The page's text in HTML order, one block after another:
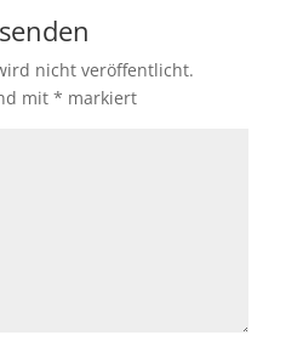
nicht veröffentlicht.
mit * markiert